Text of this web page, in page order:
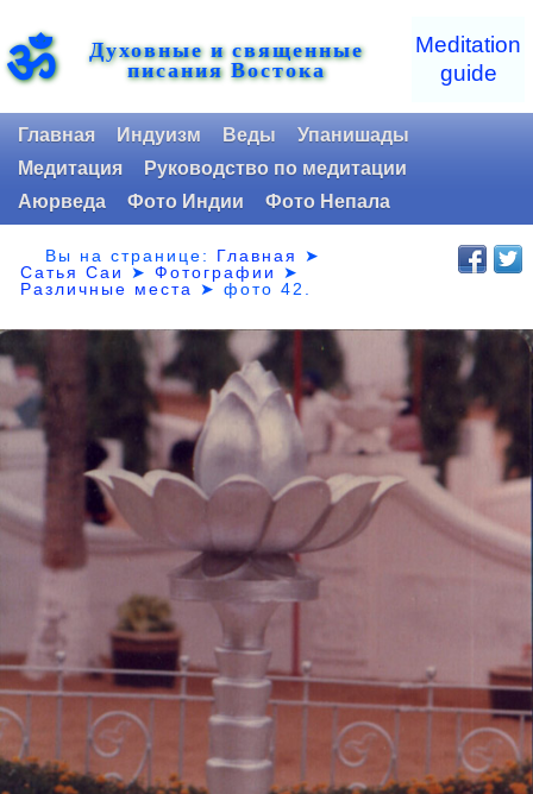
ॐ Духовные и священные
писания Востока
Meditation
guide
Главная Индуизм Веды
Упанишады
Медитация
Руководство по медитации
Аюрведа
Фото Индии Фото Непала
Вы на странице: Главная
➤
Сатья Саи
➤Фотографии
➤
Различные места
➤фото 42.